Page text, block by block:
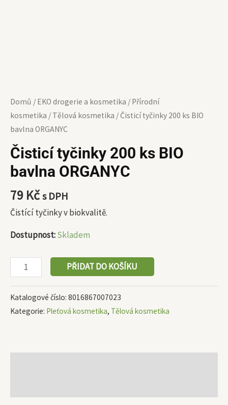
Domů / EKO drogerie a kosmetika / Přírodní
kosmetika / Tělová kosmetika / Čisticí tyčinky 200 ks BIO
bavlna ORGANYC
Čisticí tyčinky 200 ks BIO
bavlna ORGANYC
79 Kčs DPH
Čistící tyčinky v biokvalitě.
Dostupnost:Skladem
PŘIDAT DO KOŠÍKU
Katalogové číslo: 8016867007023
Kategorie: Pleťová kosmetika, Tělová kosmetika